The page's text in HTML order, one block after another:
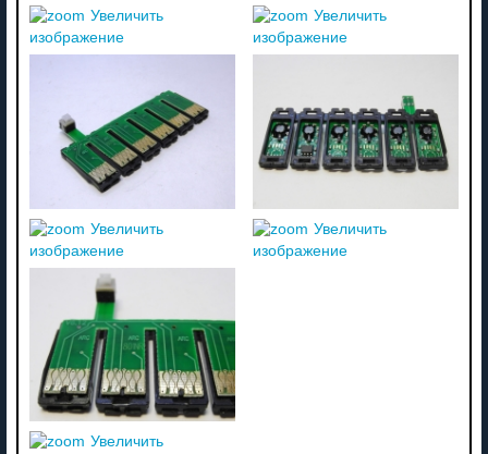
Увеличить
изображение
Увеличить
изображение
Увеличить
изображение
Увеличить
изображение
Увеличить